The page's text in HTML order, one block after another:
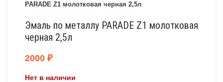
PARADE Z1 молотковая черная 2,5л
Эмаль по металлу PARADE Z1 молотковая
черная 2,5л
2000 ₽
Нет в наличии